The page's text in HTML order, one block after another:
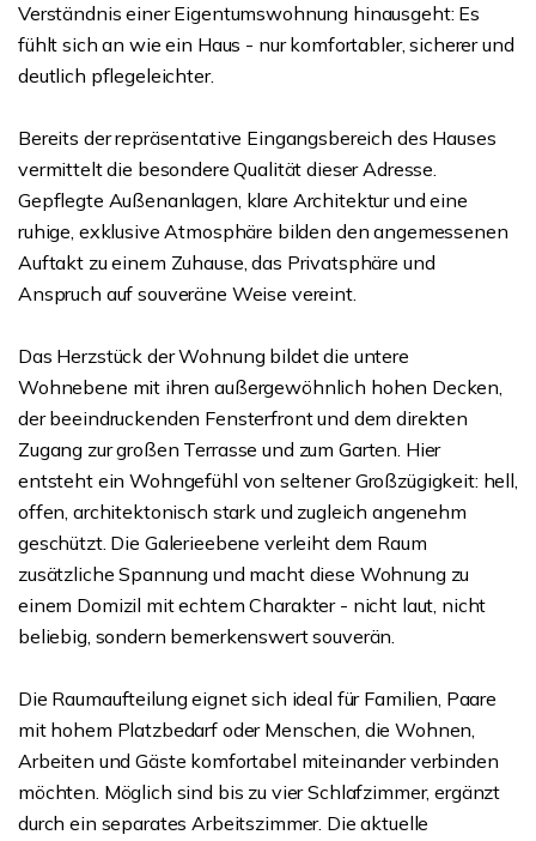
Verständnis einer Eigentumswohnung hinausgeht: Es
fühlt sich an wie ein Haus - nur komfortabler, sicherer und
deutlich pflegeleichter.
Bereits der repräsentative Eingangsbereich des Hauses
vermittelt die besondere Qualität dieser Adresse.
Gepflegte Außenanlagen, klare Architektur und eine
ruhige, exklusive Atmosphäre bilden den angemessenen
Auftakt zu einem Zuhause, das Privatsphäre und
Anspruch auf souveräne Weise vereint.
Das Herzstück der Wohnung bildet die untere
Wohnebene mit ihren außergewöhnlich hohen Decken,
der beeindruckenden Fensterfront und dem direkten
Zugang zur großen Terrasse und zum Garten. Hier
entsteht ein Wohngefühl von seltener Großzügigkeit: hell,
offen, architektonisch stark und zugleich angenehm
geschützt. Die Galerieebene verleiht dem Raum
zusätzliche Spannung und macht diese Wohnung zu
einem Domizil mit echtem Charakter - nicht laut, nicht
beliebig, sondern bemerkenswert souverän.
Die Raumaufteilung eignet sich ideal für Familien, Paare
mit hohem Platzbedarf oder Menschen, die Wohnen,
Arbeiten und Gäste komfortabel miteinander verbinden
möchten. Möglich sind bis zu vier Schlafzimmer, ergänzt
durch ein separates Arbeitszimmer. Die aktuelle